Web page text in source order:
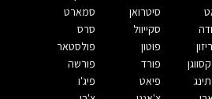
סיטרואן
סמארט
סקייוול
סרס
פוטון
פולסטאר
פורד
פורשה
פיאט
פיג'ו